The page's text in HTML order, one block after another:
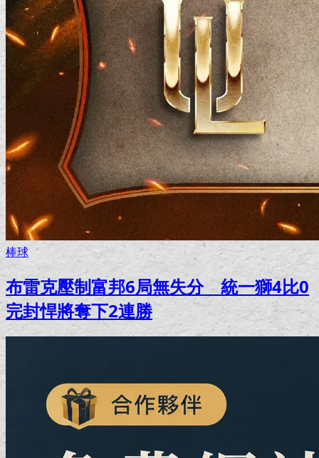
棒球
布雷克壓制富邦6局無失分 統一獅4比0
完封悍將奪下2連勝